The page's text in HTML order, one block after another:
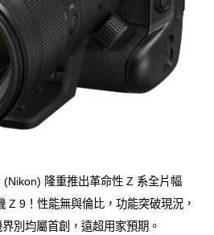
隆重推出革命性 Z 系全片幅
Z 9！性能無與倫比，功能突破現況，
別均屬首創，遠超用家預期。